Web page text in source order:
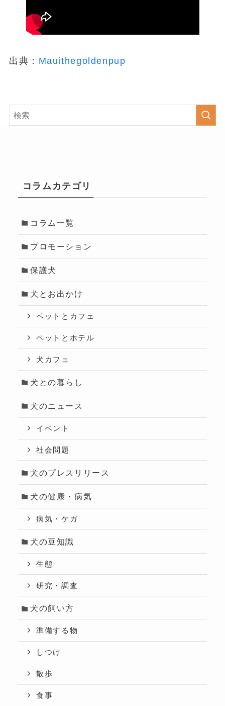
出典： Mauithegoldenpup
コラムカテゴリ
コラム一覧
プロモーション
保護犬
犬とお出かけ
ペットとカフェ
ペットとホテル
犬カフェ
犬との暮らし
犬のニュース
イベント
社会問題
犬のプレスリリース
犬の健康・病気
病気・ケガ
犬の豆知識
生態
研究・調査
犬の飼い方
準備する物
しつけ
散歩
食事